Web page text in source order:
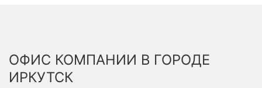
ОФИС КОМПАНИИ В ГОРОДЕ
ИРКУТСК